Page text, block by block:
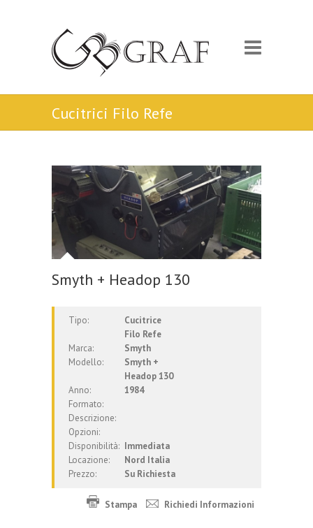
Cucitrici Filo Refe
Smyth + Headop 130
Tipo:
Cucitrice
Filo Refe
Marca:
Smyth
Modello:
Smyth +
Headop 130
Anno:
1984
Formato:
Descrizione:
Opzioni:
Disponibilità: Immediata
Locazione:
Nord Italia
Prezzo:
Su Richiesta
Stampa Richiedi Informazioni